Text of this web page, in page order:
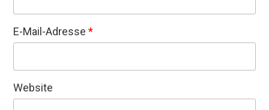
E-Mail-Adresse*
Website